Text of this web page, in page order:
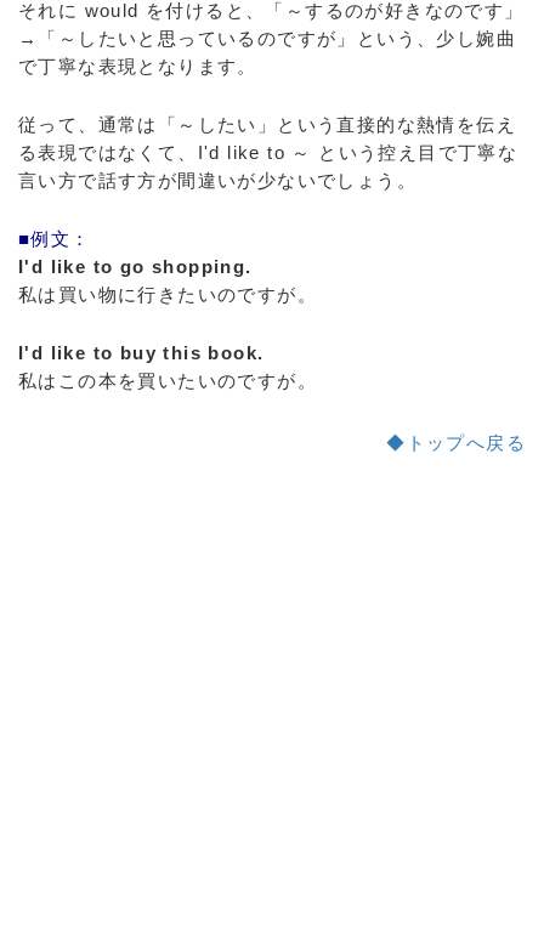
それに would を付けると、「～するのが好きなのです」
→「～したいと思っているのですが」という、少し婉曲
で丁寧な表現となります。
従って、通常は「～したい」という直接的な熱情を伝え
る表現ではなくて、I'd like to ～ という控え目で丁寧な
言い方で話す方が間違いが少ないでしょう。
■例文：
I'd like to go shopping.
私は買い物に行きたいのですが。
I'd like to buy this book.
私はこの本を買いたいのですが。
◆トップへ戻る